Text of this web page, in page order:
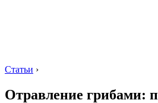
Статьи ›
Отравление грибами: